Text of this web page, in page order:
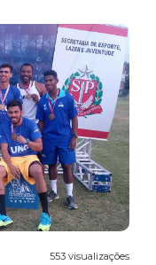
553 visualizações